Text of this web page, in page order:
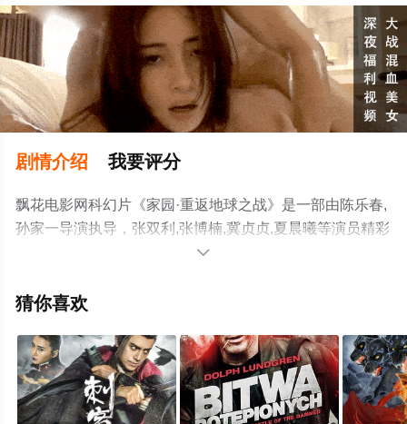
剧情介绍 我要评分
飘花电影网科幻片《家园·重返地球之战》是一部由陈乐春,
孙家一导演执导，张双利,张博楠,冀贞贞,夏晨曦等演员精彩
演绎的中国大陆电影，手机免费观看高清未删减完整版电
电视猫或剧情网等平台了解。

猜你喜欢